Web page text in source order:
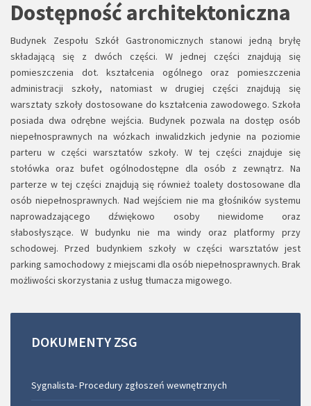
Dostępność architektoniczna
Budynek Zespołu Szkół Gastronomicznych stanowi jedną bryłę
składającą się z dwóch części. W jednej części znajdują się
pomieszczenia dot. kształcenia ogólnego oraz pomieszczenia
administracji szkoły, natomiast w drugiej części znajdują się
warsztaty szkoły dostosowane do kształcenia zawodowego. Szkoła
posiada dwa odrębne wejścia. Budynek pozwala na dostęp osób
niepełnosprawnych na wózkach inwalidzkich jedynie na poziomie
parteru w części warsztatów szkoły. W tej części znajduje się
stołówka oraz bufet ogólnodostępne dla osób z zewnątrz. Na
parterze w tej części znajdują się również toalety dostosowane dla
osób niepełnosprawnych. Nad wejściem nie ma głośników systemu
naprowadzającego dźwiękowo osoby niewidome oraz
słabosłyszące. W budynku nie ma windy oraz platformy przy
schodowej. Przed budynkiem szkoły w części warsztatów jest
parking samochodowy z miejscami dla osób niepełnosprawnych. Brak
możliwości skorzystania z usług tłumacza migowego.
DOKUMENTY ZSG
Sygnalista- Procedury zgłoszeń wewnętrznych